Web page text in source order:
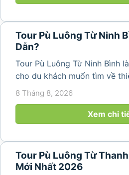
Tour Pù Luông Từ Ninh
Dẫn?
Tour Pù Luông Từ Ninh Bình
cho du khách muốn tìm về
bản làng và tận hưởng không
bình. Với lịch trình 2N1Đ
8 Tháng 8, 2026
Xem chi
Tour Pù Luông Từ
Mới Nhất 2026